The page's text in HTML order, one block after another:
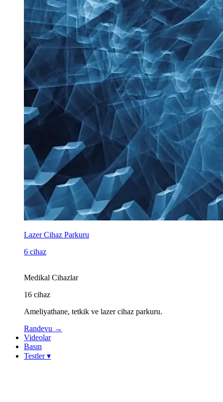
Lazer Cihaz Parkuru
6 cihaz
Medikal Cihazlar
16 cihaz
Ameliyathane, tetkik ve lazer cihaz parkuru.
Randevu →
Videolar
Basın
Testler▾